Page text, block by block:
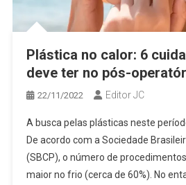
Plástica no calor: 6
deve ter no pós-
22/11/2022 Editor JC
A busca pelas plásticas neste
De acordo com a Sociedade
(SBCP), o número de
maior no frio (cerca de 60%). No